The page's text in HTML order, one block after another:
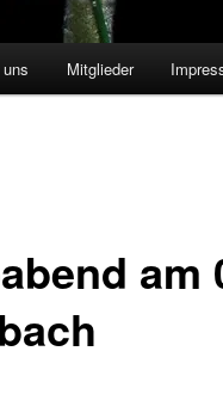
Mitglieder
am